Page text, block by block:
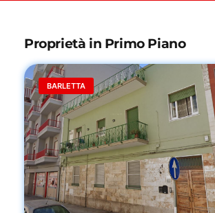
Proprietà in Primo Piano
BARLETTA